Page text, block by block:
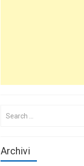
Archivi